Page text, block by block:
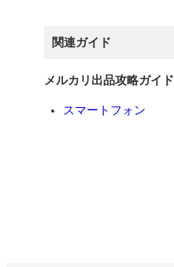
関連ガイド
メルカリ出品攻略ガイド
スマートフォン